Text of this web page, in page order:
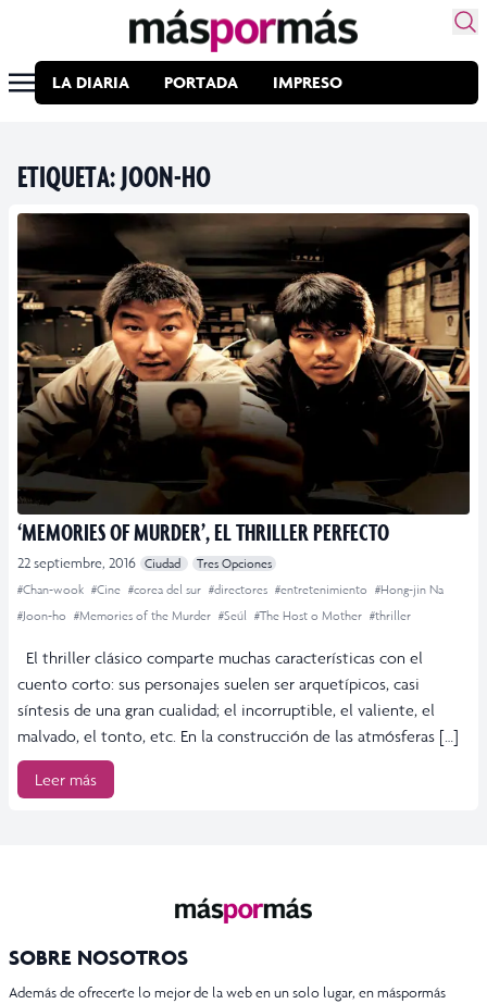
LA DIARIA PORTADA IMPRESO
ETIQUETA:JOON-HO
‘MEMORIES OF MURDER’, EL THRILLER PERFECTO
22 septiembre, 2016 Ciudad
Tres Opciones
#Chan-wook #Cine #corea del sur #directores #entretenimiento #Hong-jin Na
#Joon-ho #Memories of the Murder #Seúl #The Host o Mother #thriller
El thriller clásico comparte muchas características con el
cuento corto: sus personajes suelen ser arquetípicos, casi
síntesis de una gran cualidad; el incorruptible, el valiente, el
malvado, el tonto, etc. En la construcción de las atmósferas […]
Leer más
SOBRE NOSOTROS
Además de ofrecerte lo mejor de la web en un solo lugar, en máspormás